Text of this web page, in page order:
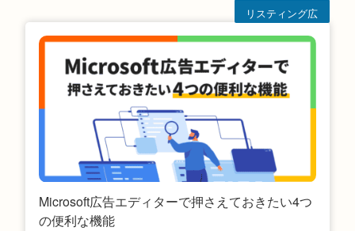
Microsoft広告エディターで押さえておきたい4つ
の便利な機能
リスティング広